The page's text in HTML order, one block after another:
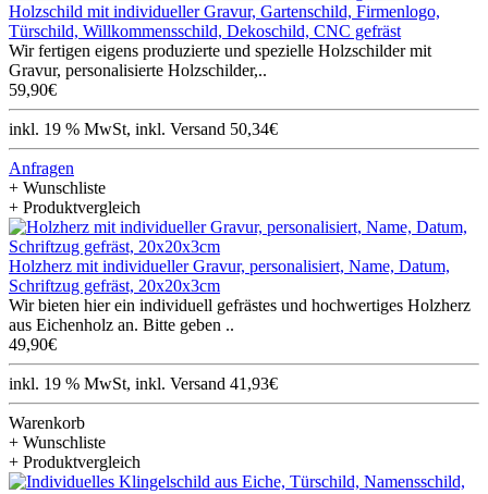
Holzschild mit individueller Gravur, Gartenschild, Firmenlogo,
Türschild, Willkommensschild, Dekoschild, CNC gefräst
Wir fertigen eigens produzierte und spezielle Holzschilder mit
Gravur, personalisierte Holzschilder,..
59,90€
inkl. 19 % MwSt, inkl. Versand 50,34€
Anfragen
+ Wunschliste
+ Produktvergleich
Holzherz mit individueller Gravur, personalisiert, Name, Datum,
Schriftzug gefräst, 20x20x3cm
Wir bieten hier ein individuell gefrästes und hochwertiges Holzherz
aus Eichenholz an. Bitte geben ..
49,90€
inkl. 19 % MwSt, inkl. Versand 41,93€
Warenkorb
+ Wunschliste
+ Produktvergleich